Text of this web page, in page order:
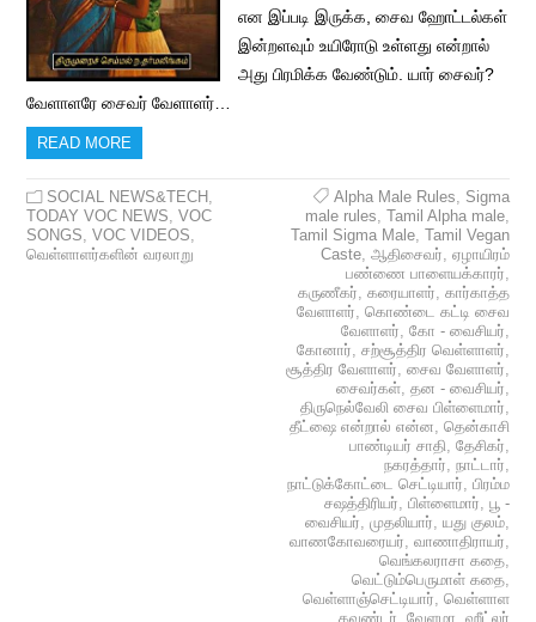
என இப்படி இருக்க, சைவ ஹோட்டல்கள்
இன்றளவும் உயிரோடு உள்ளது என்றால்
அது பிரமிக்க வேண்டும். யார் சைவர்?
வேளாளரே சைவர் வேளாளர்…
READ MORE
SOCIAL NEWS&TECH ,
TODAY VOC NEWS,VOC
SONGS,VOC VIDEOS,
வெள்ளாளர்களின் வரலாறு
Alpha Male Rules, Sigma
male rules, Tamil Alpha male,
Tamil Sigma Male, Tamil Vegan
Caste, ஆதிசைவர், ஏழாயிரம்
பண்ணை பாளையக்காரர்,
கருணீகர், கரையாளர், கார்காத்த
வேளாளர், கொண்டை கட்டி சைவ
வேளாளர், கோ - வைசியர்,
கோனார், சற்சூத்திர வெள்ளாளர்,
சூத்திர வேளாளர், சைவ வேளாளர்,
சைவர்கள், தன - வைசியர்,
திருநெல்வேலி சைவ பிள்ளைமார்,
தீட்ஷை என்றால் என்ன, தென்காசி
பாண்டியர் சாதி, தேசிகர்,
நகரத்தார், நாட்டார்,
நாட்டுக்கோட்டை செட்டியார், பிரம்ம
சஷத்திரியர், பிள்ளைமார், பூ -
வைசியர், முதலியார், யது குலம்,
வாணகோவரையர், வாணாதிராயர்,
வெங்கலராசா கதை,
வெட்டும்பெருமாள் கதை,
வெள்ளாஞ்செட்டியார், வெள்ளாள
கவுண்டர் வேளமா ஹீட்லர்